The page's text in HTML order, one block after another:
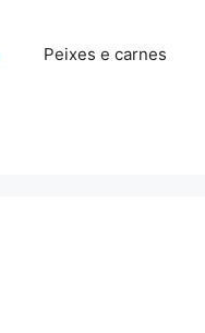
Peixes e carnes